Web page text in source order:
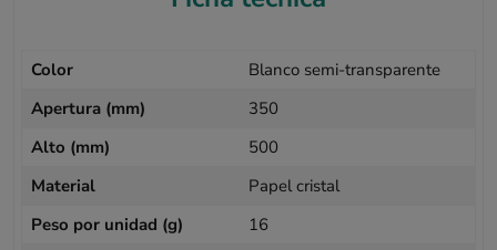
Color
Blanco semi-transparente
Apertura (mm)
350
Alto (mm)
500
Material
Papel cristal
Peso por unidad (g)
16